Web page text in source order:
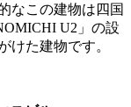
なこの建物は四国
U2」の設
けた建物です。